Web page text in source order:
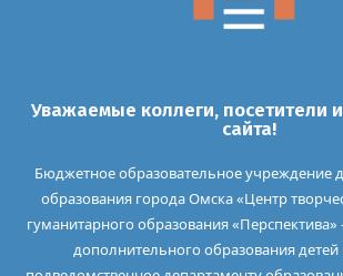
Уважаемые коллеги, посетители
сайта!
Бюджетное образовательное учреждение
образования города Омска «Центр
гуманитарного образования
дополнительного образования детей